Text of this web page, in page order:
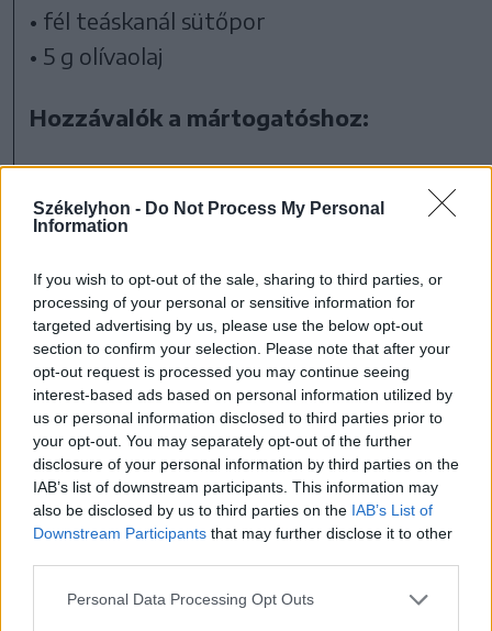
Székelyhon - Do Not Process My Personal
Information
If you wish to opt-out of the sale, sharing to third parties, or
processing of your personal or sensitive information for
targeted advertising by us, please use the below opt-out
section to confirm your selection. Please note that after your
opt-out request is processed you may continue seeing
interest-based ads based on personal information utilized by
us or personal information disclosed to third parties prior to
your opt-out. You may separately opt-out of the further
disclosure of your personal information by third parties on the
IAB’s list of downstream participants. This information may
also be disclosed by us to third parties on the IAB’s List of
Downstream Participants that may further disclose it to other
Personal Data Processing Opt Outs
• fél teáskanál sütőpor
• 5 g olívaolaj
Hozzávalók a mártogatóshoz:
• 1 kanál citromlé
• só
• bors
Elkészítés:A kuszkuszt pár perc alatt
sós vízben készre főzzük, majd hideg
vízben átmossuk, hogy kihűljön.
Hozzáadjuk a felkockázott paradicsomot,
hagymát, valamint a kígyóuborkát, és
megsózzuk.
A falafel összes hozzávalóját egy